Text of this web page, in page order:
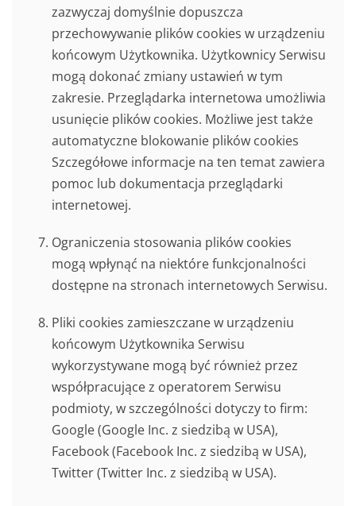
zazwyczaj domyślnie dopuszcza
przechowywanie plików cookies w urządzeniu
końcowym Użytkownika. Użytkownicy Serwisu
mogą dokonać zmiany ustawień w tym
zakresie. Przeglądarka internetowa umożliwia
usunięcie plików cookies. Możliwe jest także
automatyczne blokowanie plików cookies
Szczegółowe informacje na ten temat zawiera
pomoc lub dokumentacja przeglądarki
internetowej.
Ograniczenia stosowania plików cookies
mogą wpłynąć na niektóre funkcjonalności
dostępne na stronach internetowych Serwisu.
Pliki cookies zamieszczane w urządzeniu
końcowym Użytkownika Serwisu
wykorzystywane mogą być również przez
współpracujące z operatorem Serwisu
podmioty, w szczególności dotyczy to firm:
Google (Google Inc. z siedzibą w USA),
Facebook (Facebook Inc. z siedzibą w USA),
Twitter (Twitter Inc. z siedzibą w USA).